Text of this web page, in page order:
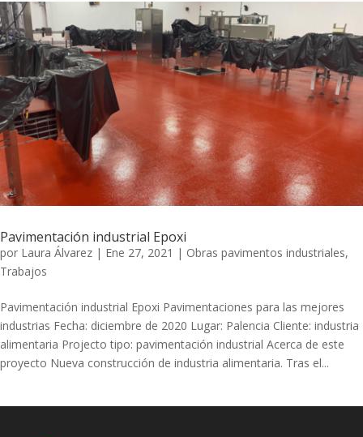
Pavimentación industrial Epoxi
por Laura Álvarez | Ene 27, 2021 | Obras pavimentos industriales,
Trabajos
Pavimentación industrial Epoxi Pavimentaciones para las mejores
industrias Fecha: diciembre de 2020 Lugar: Palencia Cliente: industria
alimentaria Projecto tipo: pavimentación industrial Acerca de este
proyecto Nueva construcción de industria alimentaria. Tras el...